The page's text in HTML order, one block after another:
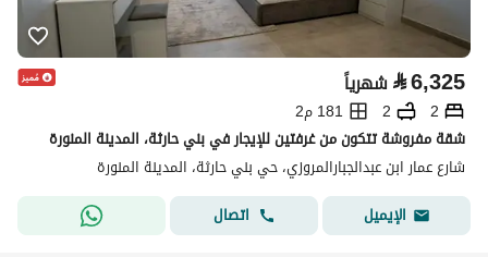
⃁6,325 شهرياً
2
2
181 م2
شقة مفروشة تتكون من غرفتين للإيجار في بني حارثة، المدينة المنورة
شارع عمار ابن عبدالجبارالمروزي، حي بني حارثة، المدينة المنورة
الإيميل
اتصال